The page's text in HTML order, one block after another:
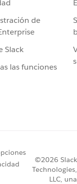
de
Slack
las funciones
©2026 Slack
Technologies,
LLC, una